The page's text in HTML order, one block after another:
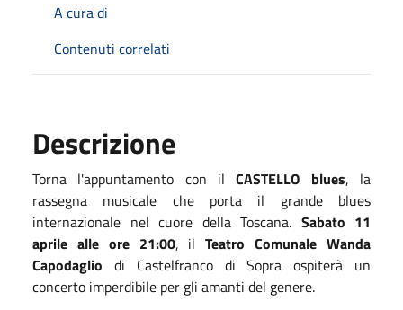
A cura di
Contenuti correlati
Descrizione
Torna l'appuntamento con ilCASTELLO blues, la
rassegna musicale che porta il grande blues
internazionale nel cuore della Toscana. Sabato 11
aprile alle ore 21:00, ilTeatro Comunale Wanda
Capodaglio di Castelfranco di Sopra ospiterà un
concerto imperdibile per gli amanti del genere.